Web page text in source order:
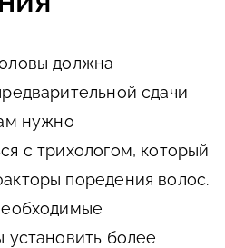
должна
сдачи
нужно
с трихологом, который
поредения волос.
установить более